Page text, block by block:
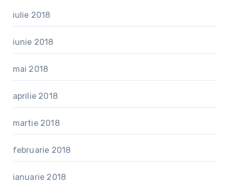
iulie 2018
iunie 2018
mai 2018
aprilie 2018
martie 2018
februarie 2018
ianuarie 2018